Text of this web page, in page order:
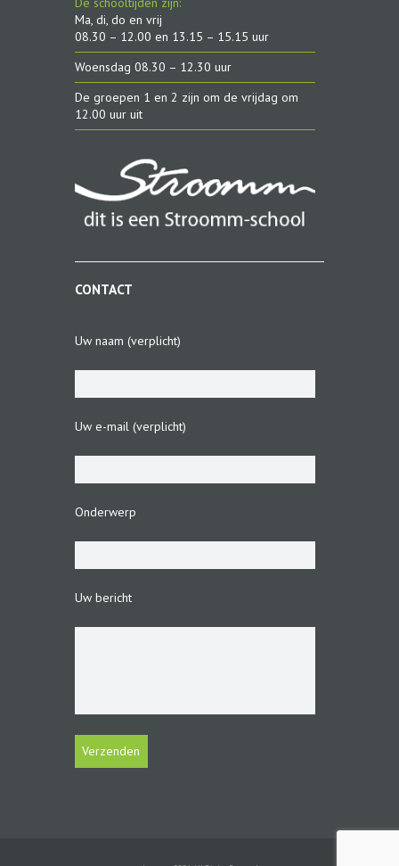
Ma, di, do en vrij
08.30 – 12.00 en 13.15 – 15.15 uur
Woensdag 08.30 – 12.30 uur
De groepen 1 en 2 zijn om de vrijdag om
12.00 uur uit
CONTACT
Uw naam (verplicht)
Uw e-mail (verplicht)
Onderwerp
Uw bericht